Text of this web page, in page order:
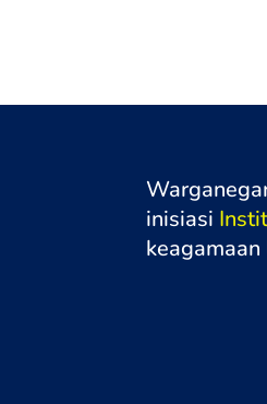
inisiasi